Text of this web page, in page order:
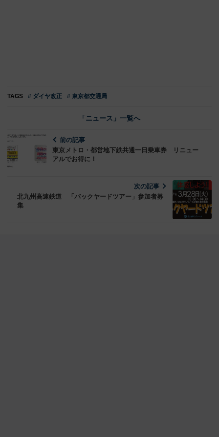
TAGS # ダイヤ改正 # 東京都交通局
「ニュース」一覧へ
前の記事
東京メトロ・都営地下鉄共通一日乗車券 リニュー
アルでお得に！
次の記事
北九州高速鉄道 「バックヤードツアー」参加者募
集